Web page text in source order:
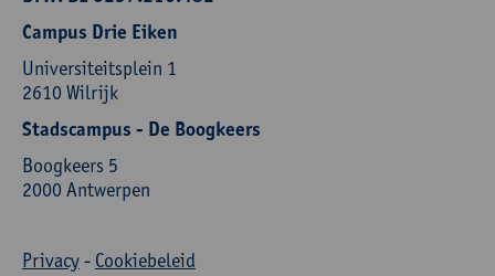
Campus Drie Eiken
Universiteitsplein 1
2610 Wilrijk
Stadscampus - De Boogkeers
Boogkeers 5
2000 Antwerpen
Privacy- Cookiebeleid